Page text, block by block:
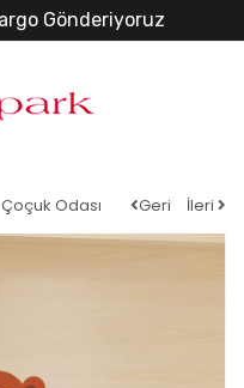
Gönderiyoruz
Çoçuk Odası Geri İleri